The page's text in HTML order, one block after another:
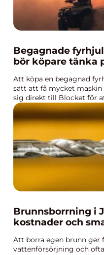
Begagnade
bör köpare tänka
Att köpa en begagnad
sätt att få mycket maskin
sig direkt till Blocket för
Brunnsborrning i
kostnader och
Att borra egen brunn ger
vattenförsörjning och